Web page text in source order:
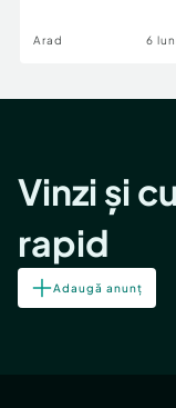
Arad 6
Vinzi și
rapid
Adaugă anunț